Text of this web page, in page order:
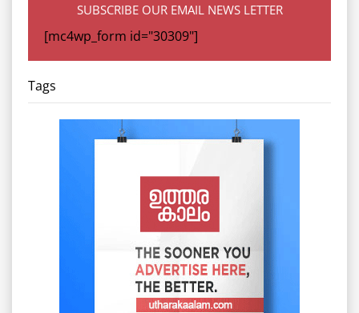
SUBSCRIBE OUR EMAIL NEWS LETTER
[mc4wp_form id="30309"]
Tags